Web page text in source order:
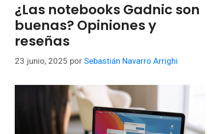
¿Las notebooks Gadnic son
buenas? Opiniones y
reseñas
23 junio, 2025 por Sebastián Navarro Arrighi